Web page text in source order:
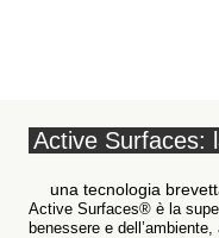
Active Surfaces:
una tecnologia
Active Surfaces® è la
benessere e